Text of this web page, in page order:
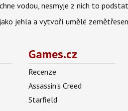
vodou, nesmyje z nich to
jehla a vytvoří umělé
Games.cz
Recenze
Assassin's Creed
Starfield